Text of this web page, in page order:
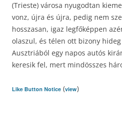
(Trieste) városa nyugodtan
vonz, újra és újra, pedig nem
hosszasan, igaz legfőképpen
olaszul, és télen ott bizony
Ausztriából egy napos autós
keresik fel, mert mindösszes
Like Button Notice (view)